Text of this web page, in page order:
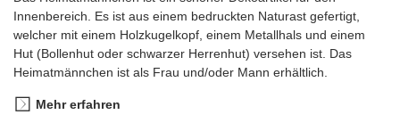
Innenbereich. Es ist aus einem bedruckten Naturast gefertigt,
welcher mit einem Holzkugelkopf, einem Metallhals und einem
Hut (Bollenhut oder schwarzer Herrenhut) versehen ist. Das
Heimatmännchen ist als Frau und/oder Mann erhältlich.
Mehr erfahren